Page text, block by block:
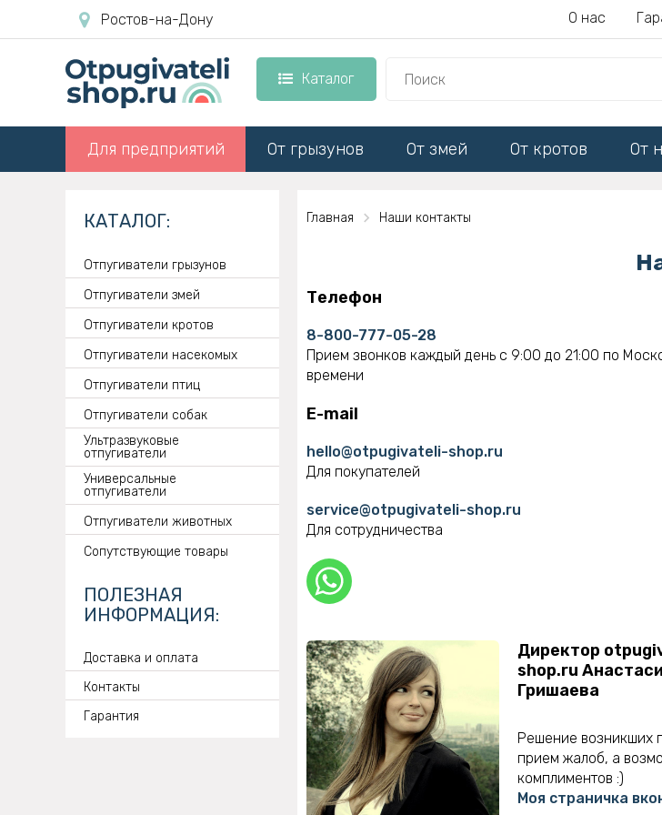
Ростов-на-Дону О нас
Каталог
Для предприятий От грызунов От змей От кротов От
КАТАЛОГ:
Отпугиватели грызунов
Отпугиватели змей
Отпугиватели кротов
Отпугиватели насекомых
Отпугиватели птиц
Отпугиватели собак
Ультразвуковые
отпугиватели
Универсальные
отпугиватели
Отпугиватели животных
Сопутствующие товары
ПОЛЕЗНАЯ
ИНФОРМАЦИЯ:
Доставка и оплата
Контакты
Гарантия
Главная Наши контакты
Телефон
8-800-777-05-28
Прием звонков каждый день с 9:00 до 21:00 по
времени
E-mail
hello@otpugivateli-shop.ru
Для покупателей
service@otpugivateli-shop.ru
Для сотрудничества
Директор
shop.ru
Гришаева
Решение возникших
прием жалоб, а
комплиментов :)
Моя страничка